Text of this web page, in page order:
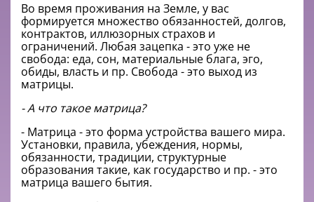
Во время проживания на Земле, у вас
формируется множество обязанностей, долгов,
контрактов, иллюзорных страхов и
ограничений. Любая зацепка - это уже не
свобода: еда, сон, материальные блага, эго,
обиды, власть и пр. Свобода - это выход из
матрицы.
- А что такое матрица?
- Матрица - это форма устройства вашего мира.
Установки, правила, убеждения, нормы,
обязанности, традиции, структурные
образования такие, как государство и пр. - это
матрица вашего бытия.